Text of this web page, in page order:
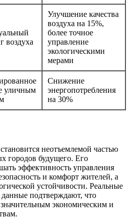
воздуха
Улучшение качества
воздуха на 15%,
более точное
управление
экологическими
мерами
уличным
Снижение
энергопотребления
на 30%
неотъемлемой частью
городов будущего. Его
эффективность управления
и комфорт жителей, а
устойчивости. Реальные
подтверждают, что
экономическим и